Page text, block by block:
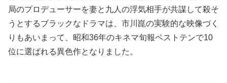
局のプロデューサーを妻と九人の浮気相手が共謀して殺そ
うとするブラックなドラマは、市川崑の実験的な映像づく
りもあいまって、昭和36年のキネマ旬報ベストテンで10
位に選ばれる異色作となりました。